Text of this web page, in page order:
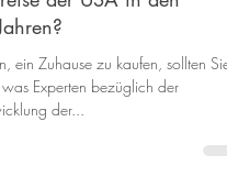
Experten für die
der USA in den
ein Zuhause zu kaufen, sollten Sie
Experten bezüglich der